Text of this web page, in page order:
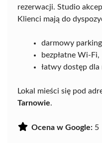
rezerwacji. Studio
Klienci mają do
darmowy
bezpłatne Wi-Fi,
łatwy dostęp dla
Lokal mieści się pod
Tarnowie.
Ocena w Google: 5